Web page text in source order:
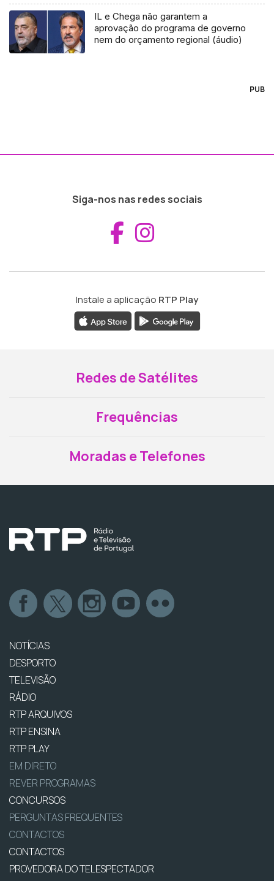
IL e Chega não garantem a
aprovação do programa de governo
nem do orçamento regional (áudio)
PUB
Siga-nos nas redes sociais
Aceder ao
Instale a aplicação RTP Play
Redes de Satélites
Frequências
Moradas e Telefones
NOTÍCIAS
DESPORTO
TELEVISÃO
RÁDIO
RTP ARQUIVOS
RTP ENSINA
RTP PLAY
EM DIRETO
REVER PROGRAMAS
CONCURSOS
PERGUNTAS FREQUENTES
CONTACTOS
CONTACTOS
PROVEDORA DO TELESPECTADOR